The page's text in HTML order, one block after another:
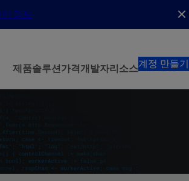
정보
제품솔루션가격개발자리소스계정 만들기